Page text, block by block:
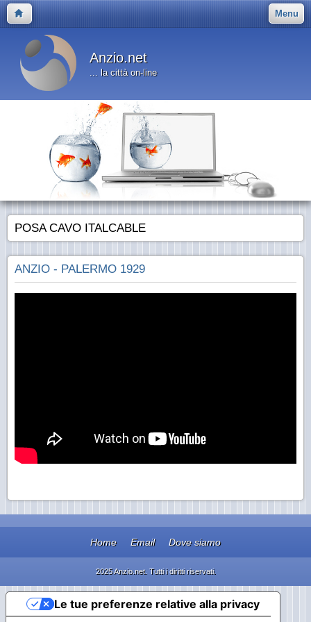
Menu
Anzio.net
... la città on-line
POSA CAVO ITALCABLE
ANZIO - PALERMO 1929
Home Email Dove siamo
2025 Anzio.net. Tutti i diritti riservati.
Le tue preferenze relative alla privacy